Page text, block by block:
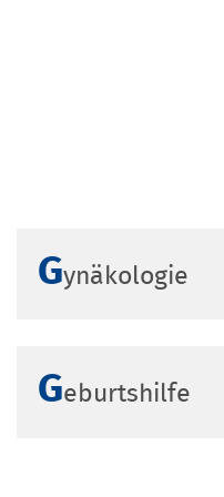
Bedarf
Gynäkologie
Geburtshilfe